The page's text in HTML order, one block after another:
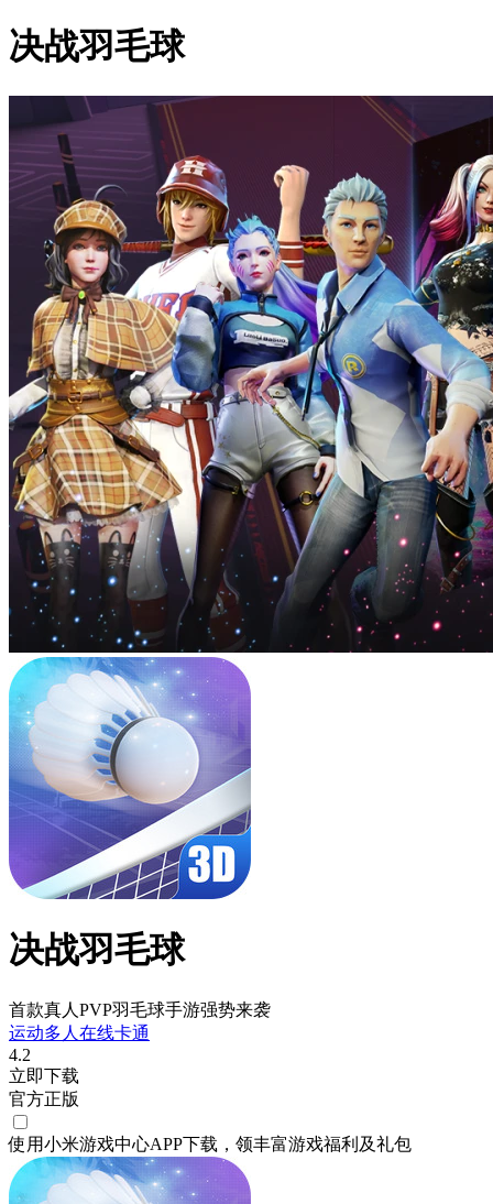
决战羽毛球
决战羽毛球
首款真人PVP羽毛球手游强势来袭
运动多人在线卡通
4.2
立即下载
官方正版
使用小米游戏中心APP下载 ，领丰富游戏福利 及礼包